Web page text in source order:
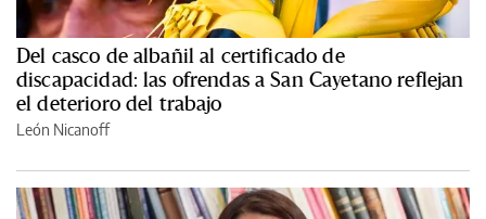
Del casco de albañil al certificado de
discapacidad: las ofrendas a San Cayetano reflejan
el deterioro del trabajo
León Nicanoff